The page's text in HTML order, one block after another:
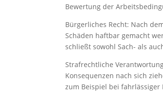
Bewertung der
Bürgerliches Recht: Nach
Schäden haftbar gemacht
schließt sowohl Sach- als
Strafrechtliche
Konsequenzen nach sich
zum Beispiel bei